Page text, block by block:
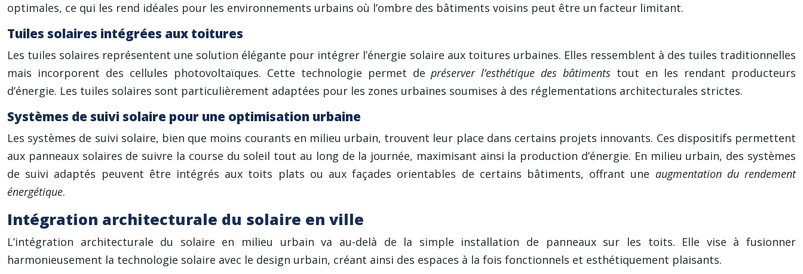
optimales, ce qui les rend idéales pour les environnements urbains où l’ombre des bâtiments voisins peut être un facteur limitant.
Tuiles solaires intégrées aux toitures
Les tuiles solaires représentent une solution élégante pour intégrer l’énergie solaire aux toitures urbaines. Elles ressemblent à des tuiles traditionnelles
mais incorporent des cellules photovoltaïques. Cette technologie permet depréserver l’esthétique des bâtiments tout en les rendant producteurs
d’énergie. Les tuiles solaires sont particulièrement adaptées pour les zones urbaines soumises à des réglementations architecturales strictes.
Systèmes de suivi solaire pour une optimisation urbaine
Les systèmes de suivi solaire, bien que moins courants en milieu urbain, trouvent leur place dans certains projets innovants. Ces dispositifs permettent
aux panneaux solaires de suivre la course du soleil tout au long de la journée, maximisant ainsi la production d’énergie. En milieu urbain, des systèmes
de suivi adaptés peuvent être intégrés aux toits plats ou aux façades orientables de certains bâtiments, offrant une augmentation du rendement
énergétique.
Intégration architecturale du solaire en ville
L’intégration architecturale du solaire en milieu urbain va au-delà de la simple installation de panneaux sur les toits. Elle vise à fusionner
harmonieusement la technologie solaire avec le design urbain, créant ainsi des espaces à la fois fonctionnels et esthétiquement plaisants.